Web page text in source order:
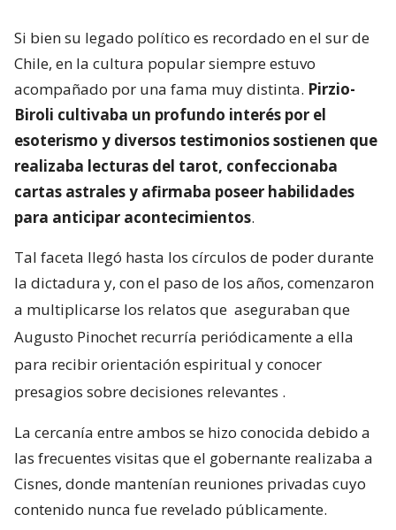
Si bien su legado político es recordado en el sur de
Chile, en la cultura popular siempre estuvo
acompañado por una fama muy distinta. Pirzio-
Biroli cultivaba un profundo interés por el
esoterismo y diversos testimonios sostienen que
realizaba lecturas del tarot, confeccionaba
cartas astrales y afirmaba poseer habilidades
para anticipar acontecimientos.
Tal faceta llegó hasta los círculos de poder durante
la dictadura y, con el paso de los años, comenzaron
a multiplicarse los relatos que aseguraban que
Augusto Pinochet recurría periódicamente a ella
para recibir orientación espiritual y conocer
presagios sobre decisiones relevantes .
La cercanía entre ambos se hizo conocida debido a
las frecuentes visitas que el gobernante realizaba a
Cisnes, donde mantenían reuniones privadas cuyo
contenido nunca fue revelado públicamente.